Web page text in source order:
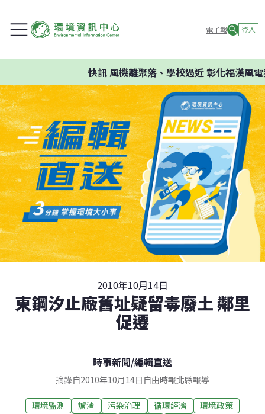
電子報 登入
快訊風機離聚落、學校過近 彰化福漢風電
2010年10月14日
東鋼汐止廠舊址疑留毒廢土 鄰里
促遷
時事新聞/編輯直送
摘錄自2010年10月14日自由時報北縣報導
環境監測 爐渣 污染治理 循環經濟
環境政策